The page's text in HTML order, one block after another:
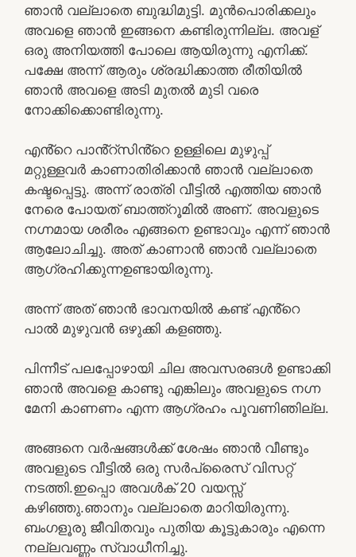
ഞാൻ വല്ലാതെ ബുദ്ധിമുട്ടി. മുൻപൊരിക്കലും
അവളെ ഞാൻ ഇങ്ങനെ കണ്ടിരുന്നില്ല. അവള്
ഒരു അനിയത്തി പോലെ ആയിരുന്നു എനിക്ക്.
പക്ഷേ അന്ന് ആരും ശ്രദ്ധിക്കാത്ത രീതിയിൽ
ഞാൻ അവളെ അടി മുതൽ മുടി വരെ
നോക്കിക്കൊണ്ടിരുന്നു.
എൻ്റെ പാൻ്റ്സിൻ്റെ ഉള്ളിലെ മുഴുപ്പ്
മറ്റുള്ളവർ കാണാതിരിക്കാൻ ഞാൻ വല്ലാതെ
കഷ്ടപ്പെട്ടു. അന്ന് രാത്രി വീട്ടിൽ എത്തിയ ഞാൻ
നേരെ പോയത് ബാത്ത്റൂമിൽ അണ്. അവളുടെ
നഗ്നമായ ശരീരം എങ്ങനെ ഉണ്ടാവും എന്ന് ഞാൻ
ആലോചിച്ചു. അത് കാണാൻ ഞാൻ വല്ലാതെ
ആഗ്രഹിക്കുന്നഉണ്ടായിരുന്നു.
അന്ന് അത് ഞാൻ ഭാവനയിൽ കണ്ട് എൻ്റെ
പാൽ മുഴുവൻ ഒഴുക്കി കളഞ്ഞു.
പിന്നീട് പലപ്പോഴായി ചില അവസരങൾ ഉണ്ടാക്കി
ഞാൻ അവളെ കാണ്ടു എങ്കിലും അവളുടെ നഗ്ന
മേനി കാണണം എന്ന ആഗ്രഹം പൂവണിഞില്ല.
അങ്ങനെ വർഷങ്ങൾക്ക് ശേഷം ഞാൻ വീണ്ടും
അവളുടെ വീട്ടിൽ ഒരു സർപ്രൈസ് വിസറ്റ്
നടത്തി.ഇപ്പൊ അവൾക് 20 വയസ്സ്
കഴിഞ്ഞു.ഞാനും വല്ലാതെ മാറിയിരുന്നു.
ബംഗളൂരു ജീവിതവും പുതിയ കൂട്ടുകാരും എന്നെ
നല്ലവണ്ണം സ്വാധീനിച്ചു.